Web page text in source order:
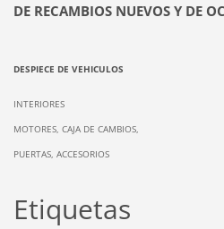
DE RECAMBIOS NUEVOS Y DE
DESPIECE DE VEHICULOS
INTERIORES
MOTORES, CAJA DE CAMBIOS,
PUERTAS, ACCESORIOS
Etiquetas